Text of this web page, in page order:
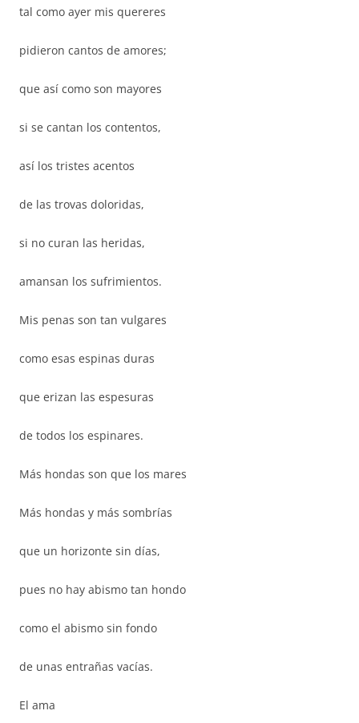
tal como ayer mis quereres
pidieron cantos de amores;
que así como son mayores
si se cantan los contentos,
así los tristes acentos
de las trovas doloridas,
si no curan las heridas,
amansan los sufrimientos.
Mis penas son tan vulgares
como esas espinas duras
que erizan las espesuras
de todos los espinares.
Más hondas son que los mares
Más hondas y más sombrías
que un horizonte sin días,
pues no hay abismo tan hondo
como el abismo sin fondo
de unas entrañas vacías.
El ama